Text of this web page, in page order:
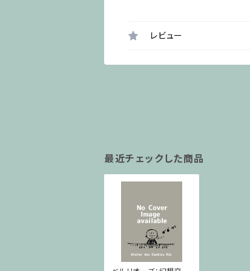
レビュー
最近チェックした商品